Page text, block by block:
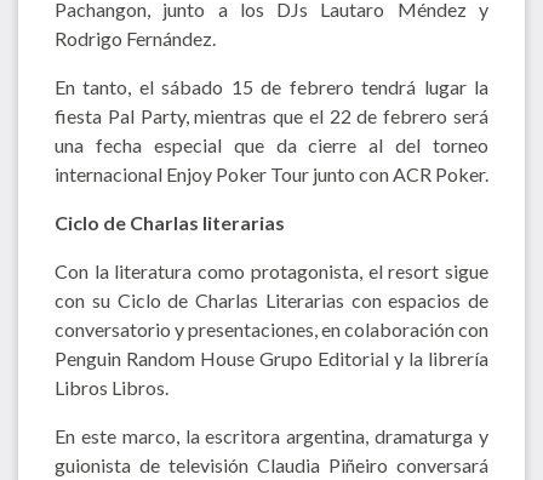
Pachangon, junto a los DJs Lautaro Méndez y
Rodrigo Fernández.
En tanto, el sábado 15 de febrero tendrá lugar la
fiesta Pal Party, mientras que el 22 de febrero será
una fecha especial que da cierre al del torneo
internacional Enjoy Poker Tour junto con ACR Poker.
Ciclo de Charlas literarias
Con la literatura como protagonista, el resort sigue
con su Ciclo de Charlas Literarias con espacios de
conversatorio y presentaciones, en colaboración con
Penguin Random House Grupo Editorial y la librería
Libros Libros.
En este marco, la escritora argentina, dramaturga y
guionista de televisión Claudia Piñeiro conversará